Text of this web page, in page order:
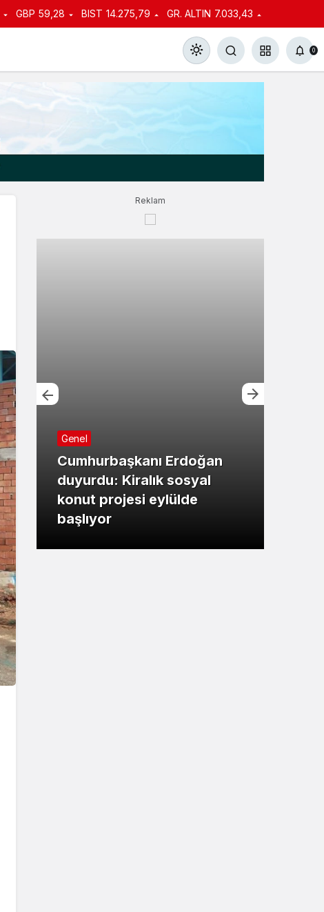
GBP 59,28 BIST 14.275,79 GR. ALTIN 7.033,43
Gündüz Modu
0
Reklam
Genel
Cumhurbaşkanı Erdoğan
duyurdu: Kiralık sosyal
konut projesi eylülde
başlıyor